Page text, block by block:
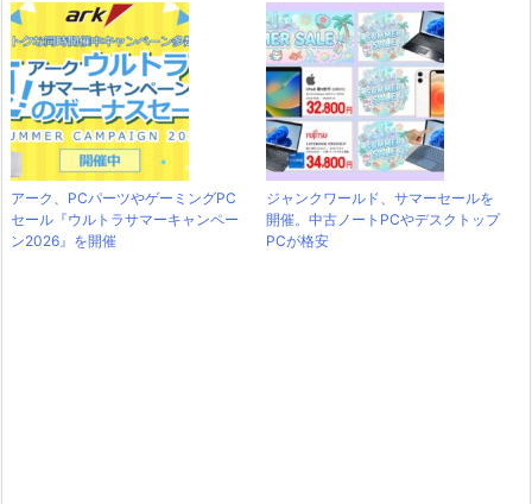
アーク、PCパーツやゲーミングPC
セール『ウルトラサマーキャンペー
ン2026』を開催
ジャンクワールド、サマーセールを
開催。中古ノートPCやデスクトップ
PCが格安